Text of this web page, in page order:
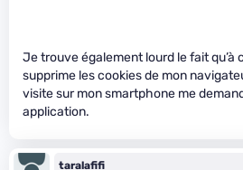
Je trouve également lourd le fait qu’à
supprime les cookies de mon
visite sur mon smartphone me
application.
taralafifi